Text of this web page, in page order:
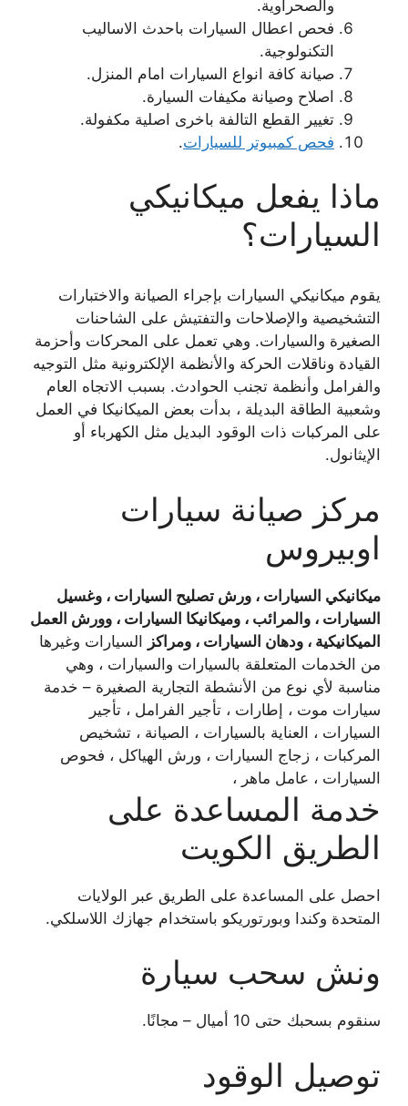
والصحراوية.
فحص اعطال السيارات باحدث الاساليب
التكنولوجية.
صيانة كافة انواع السيارات امام المنزل.
اصلاح وصيانة مكيفات السيارة.
تغيير القطع التالفة باخرى اصلية مكفولة.
فحص كمبيوتر للسيارات.
ماذا يفعل ميكانيكي
السيارات؟
يقوم ميكانيكي السيارات بإجراء الصيانة والاختبارات
التشخيصية والإصلاحات والتفتيش على الشاحنات
الصغيرة والسيارات. وهي تعمل على المحركات وأحزمة
القيادة وناقلات الحركة والأنظمة الإلكترونية مثل التوجيه
والفرامل وأنظمة تجنب الحوادث. بسبب الاتجاه العام
وشعبية الطاقة البديلة ، بدأت بعض الميكانيكا في العمل
على المركبات ذات الوقود البديل مثل الكهرباء أو
الإيثانول.
مركز صيانة سيارات
اوبيروس
ميكانيكي السيارات ، ورش تصليح السيارات ، وغسيل
السيارات ، والمرائب ، وميكانيكا السيارات ، وورش العمل
الميكانيكية ، ودهان السيارات ، ومراكز السيارات وغيرها
من الخدمات المتعلقة بالسيارات والسيارات ، وهي
مناسبة لأي نوع من الأنشطة التجارية الصغيرة – خدمة
سيارات موت ، إطارات ، تأجير الفرامل ، تأجير
السيارات ، العناية بالسيارات ، الصيانة ، تشخيص
المركبات ، زجاج السيارات ، ورش الهياكل ، فحوص
السيارات ، عامل ماهر ،
خدمة المساعدة على
الطريق الكويت
احصل على المساعدة على الطريق عبر الولايات
المتحدة وكندا وبورتوريكو باستخدام جهازك اللاسلكي.
ونش سحب سيارة
سنقوم بسحبك حتى 10 أميال – مجانًا.
توصيل الوقود